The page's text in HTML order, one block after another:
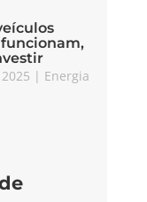
| Energia